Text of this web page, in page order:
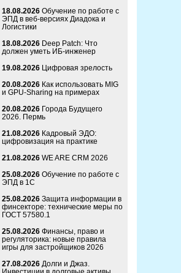
18.08.2026 Обучение по работе с
ЭПД в веб-версиях Диадока и
Логистики
18.08.2026 Deep Patch: Что
должен уметь ИБ-инженер
19.08.2026 Цифровая зрелость
20.08.2026 Как использовать MIG
и GPU-Sharing на примерах
20.08.2026 Города Будущего
2026. Пермь
21.08.2026 Кадровый ЭДО:
цифровизация на практике
21.08.2026 WE ARE CRM 2026
25.08.2026 Обучение по работе с
ЭПД в 1С
25.08.2026 Защита информации в
финсекторе: технические меры по
ГОСТ 57580.1
25.08.2026 Финансы, право и
регуляторика: новые правила
игры для застройщиков 2026
27.08.2026 Долги и Джаз.